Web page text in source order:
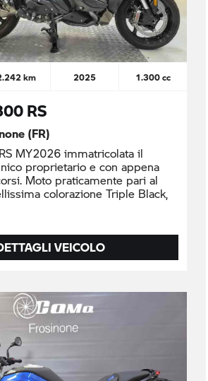
km 2025 1.300 cc
RS
(FR)
MY2026 immatricolata il
proprietario e con appena
Moto praticamente pari al
colorazione Triple Black,
VEICOLO